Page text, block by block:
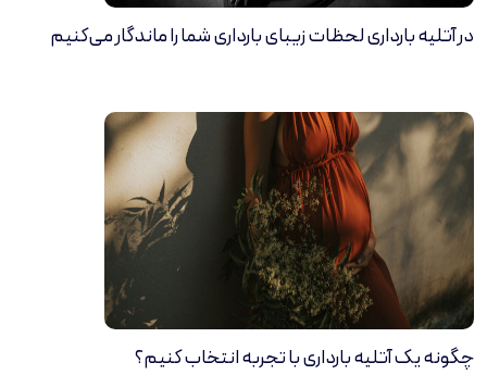
در آتلیه بارداری لحظات زیبای بارداری شما را ماندگار می‌کنیم
چگونه یک آتلیه بارداری با تجربه انتخاب کنیم؟